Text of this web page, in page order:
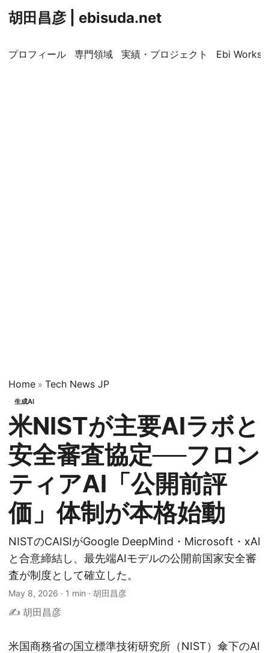
胡田昌彦 | ebisuda.net
プロフィール 専門領域 実績・プロジェクト Ebi
Home » Tech News JP
生成AI
米NISTが主要AIラボと
安全審査協定──フロン
ティアAI「公開前評
価」体制が本格始動
NISTのCAISIがGoogle DeepMind・Microsoft・xAI
と合意締結し、最先端AIモデルの公開前国家安全審
査が制度として確立した。
May 8, 2026 · 1 min · 胡田昌彦
✍️ 胡田昌彦
米国商務省の国立標準技術研究所（NIST）傘下のAI